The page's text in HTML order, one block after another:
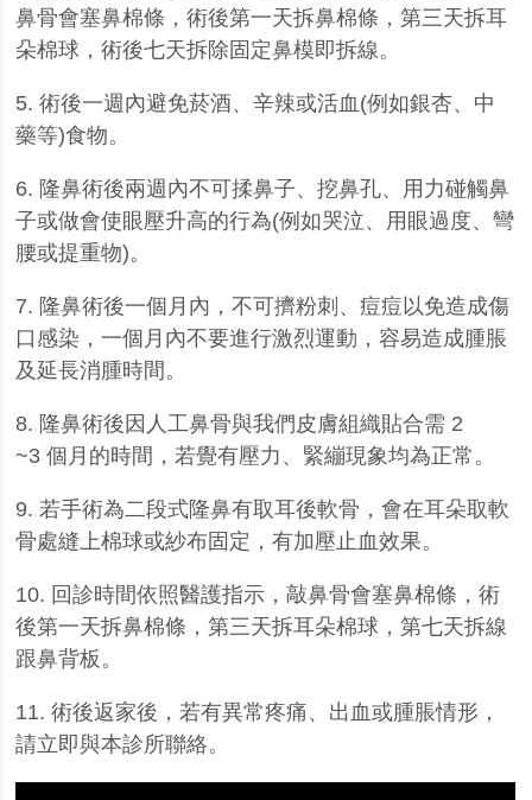
鼻骨會塞鼻棉條，術後第一天拆鼻棉條，第三天拆耳
朵棉球，術後七天拆除固定鼻模即拆線。
5. 術後一週內避免菸酒、辛辣或活血 (例如銀杏、中
藥等)食物。
6. 隆鼻術後兩週內不可揉鼻子、挖鼻孔、用力碰觸鼻
子或做會使眼壓升高的行為(例如哭泣、用眼過度、彎
腰或提重物)。
7. 隆鼻術後一個月內，不可擠粉刺、痘痘以免造成傷
口感染，一個月內不要進行激烈運動，容易造成腫脹
及延長消腫時間。
8. 隆鼻術後因人工鼻骨與我們皮膚組織貼合需 2
~3 個月的時間，若覺有壓力、緊繃現象均為正常。
9. 若手術為二段式隆鼻有取耳後軟骨，會在耳朵取軟
骨處縫上棉球或紗布固定，有加壓止血效果。
10. 回診時間依照醫護指示，敲鼻骨會塞鼻棉條，術
後第一天拆鼻棉條，第三天拆耳朵棉球，第七天拆線
跟鼻背板 。
11.術後返家後，若有異常疼痛、出血或腫脹情形，
請立即與本診所聯絡。